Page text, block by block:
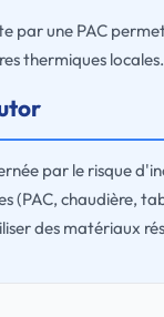
par une PAC
thermiques locales.
par le risque
(PAC, chaudière,
des matériaux